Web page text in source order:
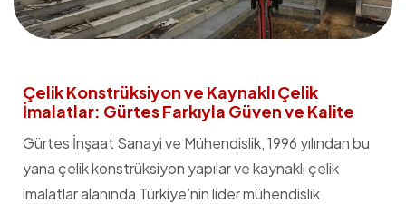
Çelik Konstrüksiyon ve Kaynaklı Çelik
İmalatlar: Gürtes Farkıyla Güven ve Kalite
Gürtes İnşaat Sanayi ve Mühendislik, 1996 yılından bu
yana çelik konstrüksiyon yapılar ve kaynaklı çelik
imalatlar alanında Türkiye’nin lider mühendislik